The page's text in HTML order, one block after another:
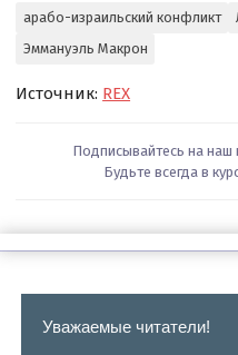
арабо-израильский конфликт
Эммануэль Макрон
Источник: REX
Подписывайтесь на наш
Будьте всегда в
Уважаемые читатели!